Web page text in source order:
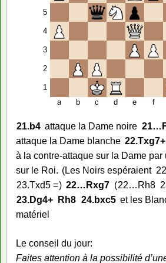
5
4
3
2
1
a
b c d e f
21.b4 attaque la Dame noire 21…
attaque la Dame blanche 22.
à la contre-attaque sur la Dame par
sur le Roi.
Les Noirs espéraient
23.Txd5 = 22… Rxg7 22… Rh8
23.Dg4+ Rh8 24.bxc5 et les
matériel
Le conseil du jour:
Faites attention à la possibilité